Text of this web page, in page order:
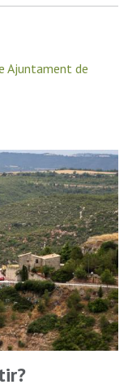
Ajuntament de